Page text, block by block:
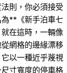
則，你必須接受
**《新手泊車七
在這時，一輛像
網格的邊緣漂移
以一種近乎蔑視
寸寬度的停車格